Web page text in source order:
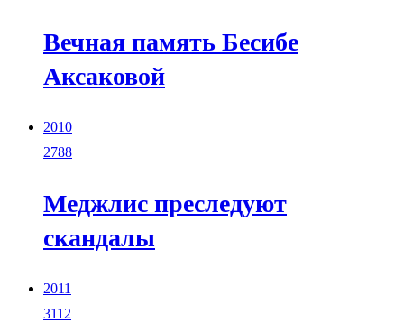
Вечная память Бесибе
Аксаковой
2010
2788
Меджлис преследуют
скандалы
2011
3112